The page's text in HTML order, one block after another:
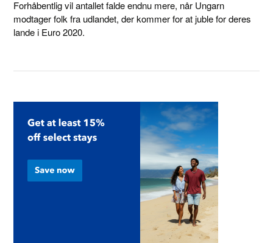
Forhåbentlig vil antallet falde endnu mere, når Ungarn
modtager folk fra udlandet, der kommer for at juble for deres
lande i Euro 2020.